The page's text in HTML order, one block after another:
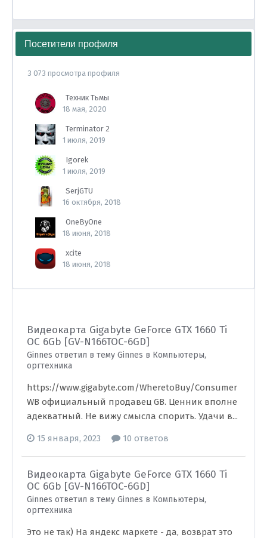
Посетители профиля
3 073 просмотра профиля
Техник Тьмы
18 мая, 2020
Terminator 2
1 июля, 2019
Igorek
1 июля, 2019
SerjGTU
16 октября, 2018
OneByOne
18 июня, 2018
xcite
18 июня, 2018
Видеокарта Gigabyte GeForce GTX 1660 Ti
OC 6Gb [GV-N166TOC-6GD]
Ginnes ответил в тему Ginnes в Компьютеры,
оргтехника
https://www.gigabyte.com/WheretoBuy/Consumer
WB официальный продавец GB. Ценник вполне
адекватный. Не вижу смысла спорить. Удачи в...
15 января, 2023 10 ответов
Видеокарта Gigabyte GeForce GTX 1660 Ti
OC 6Gb [GV-N166TOC-6GD]
Ginnes ответил в тему Ginnes в Компьютеры,
оргтехника
Это не так) На яндекс маркете - да, возврат это